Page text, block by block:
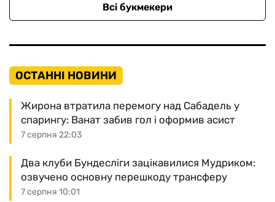
Всі букмекери
ОСТАННІ НОВИНИ
7 серпня 22:03
Жирона втратила перемогу над Сабадель у
спарингу: Ванат забив гол і оформив асист
7 серпня 10:01
Два клуби Бундесліги зацікавилися Мудриком:
озвучено основну перешкоду трансферу